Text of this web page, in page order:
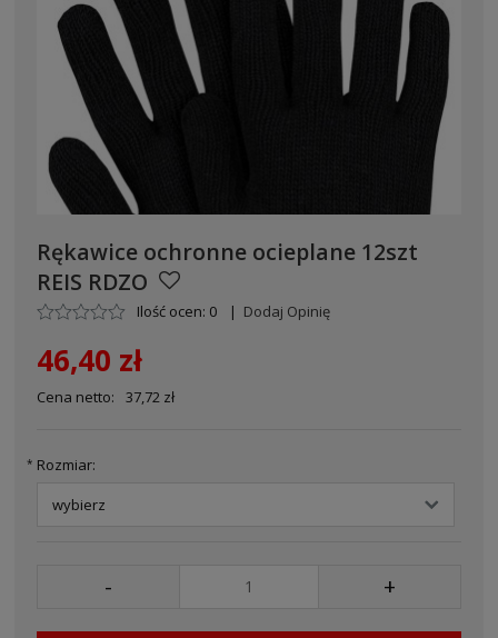
Rękawice ochronne ocieplane 12szt
REIS RDZO
Ilość ocen: 0 | Dodaj Opinię
46,40 zł
Cena netto: 37,72 zł
* Rozmiar:
- +